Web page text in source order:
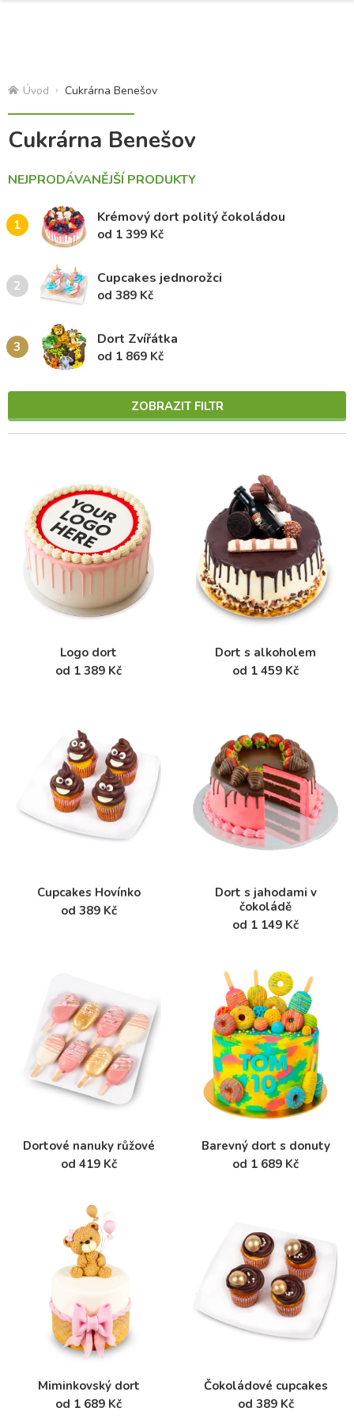
Úvod Cukrárna Benešov
Cukrárna Benešov
NEJPRODÁVANĚJŠÍ PRODUKTY
1 Krémový dort politý čokoládou
od 1 399 Kč
2 Cupcakes jednorožci
od 389 Kč
3 Dort Zvířátka
od 1 869 Kč
ZOBRAZIT FILTR
Logo dort
od 1 389 Kč
Dort s alkoholem
od 1 459 Kč
Cupcakes Hovínko
od 389 Kč
Dort s jahodami v
čokoládě
od 1 149 Kč
Dortové nanuky růžové
od 419 Kč
Barevný dort s donuty
od 1 689 Kč
Miminkovský dort
od 1 689 Kč
Čokoládové cupcakes
od 389 Kč